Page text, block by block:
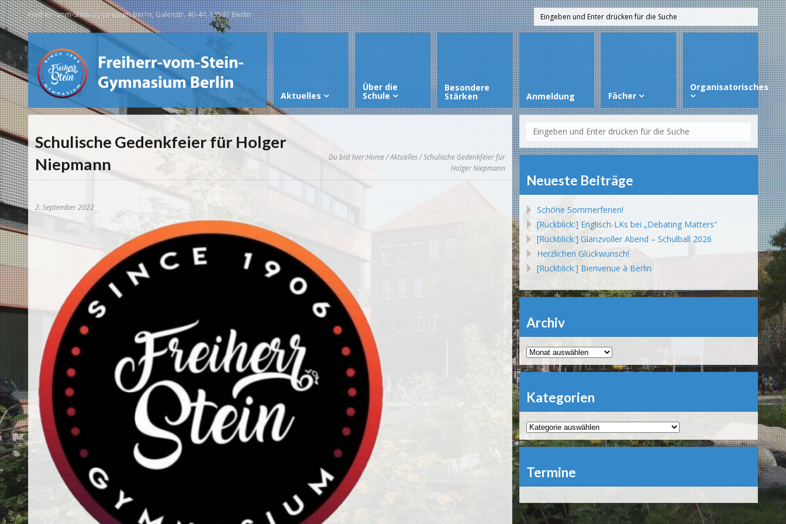
Freiherr-vom-Stein-Gymnasium Berlin, Galenstr. 40-44, 13597 Berlin
Aktuelles
Über die
Schule
Besondere
Stärken Anmeldung Fächer
Organisatorisches
Schulische Gedenkfeier für Holger
Niepmann
Du bist hier:Home/Aktuelles/ Schulische Gedenkfeier für
Holger Niepmann
2. September 2022
Neueste Beiträge
Schöne Sommerferien!
[Rückblick:] Englisch-LKs bei „Debating Matters“
[Rückblick:] Glanzvoller Abend – Schulball 2026
Herzlichen Glückwunsch!
[Rückblick:] Bienvenue à Berlin
Archiv
Archiv
Kategorien
Kategorien
Termine